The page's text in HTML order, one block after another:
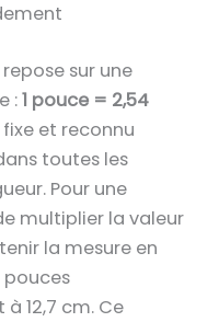
sur une
:1 pouce = 2,54
et reconnu
toutes les
Pour une
multiplier la valeur
la mesure en
pouces
12,7 cm. Ce